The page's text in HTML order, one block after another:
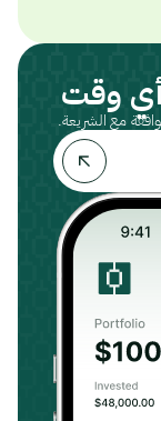
أي وقت
مع الشريعة.